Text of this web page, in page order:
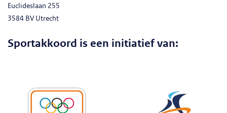
Euclideslaan 255
3584 BV Utrecht
Sportakkoord is een initiatief van: